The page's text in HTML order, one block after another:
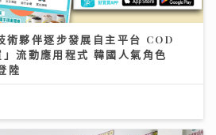
術夥伴逐步發展自主平台 COD
流動應用程式 韓國人氣角色
陸